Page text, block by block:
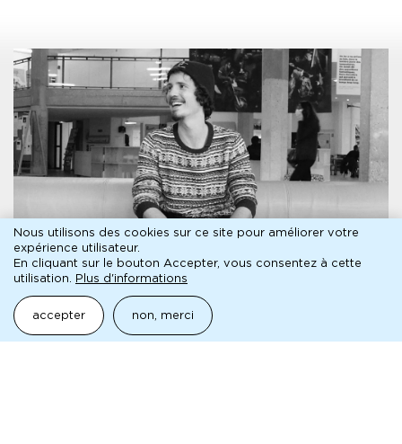
ENTRETIEN
À l'épreuve du plateau
Entretien avec Paul Balagué
programme de salle
Nous utilisons des cookies sur ce site pour améliorer votre
expérience utilisateur.
En cliquant sur le bouton Accepter, vous consentez à cette
utilisation.
Plus d'informations
accepter non, merci